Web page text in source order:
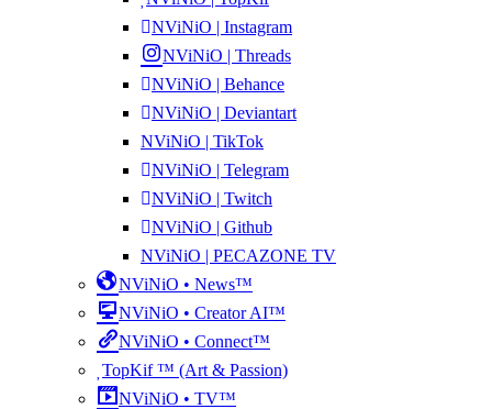
NViNiO | Instagram
NViNiO | Threads
NViNiO | Behance
NViNiO | Deviantart
NViNiO | TikTok
NViNiO | Telegram
NViNiO | Twitch
NViNiO | Github
NViNiO | PECAZONE TV
NViNiO • News™
NViNiO • Creator AI™
NViNiO • Connect™
TopKif ™ (Art & Passion)
NViNiO • TV™